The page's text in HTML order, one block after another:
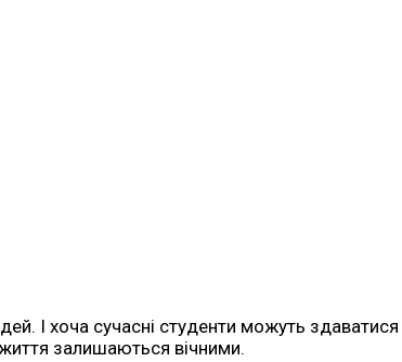
І хоча сучасні студенти можуть здаватися
життя залишаються вічними.